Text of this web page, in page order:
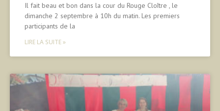
Il fait beau et bon dans la cour du Rouge Cloître , le
dimanche 2 septembre à 10h du matin. Les premiers
participants de la
LIRE LA SUITE »